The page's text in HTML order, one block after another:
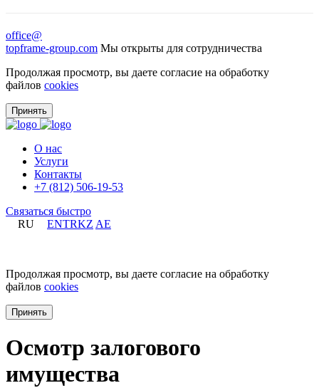
office@
topframe-group.com Мы открыты для сотрудничества
Продолжая просмотр, вы даете согласие на обработку
файлов cookies
Принять
О нас
Услуги
Контакты
+7 (812) 506-19-53
Связаться быстро
RU
ENTRKZ AE
Продолжая просмотр, вы даете согласие на обработку
файлов cookies
Принять
Осмотр залогового
имущества